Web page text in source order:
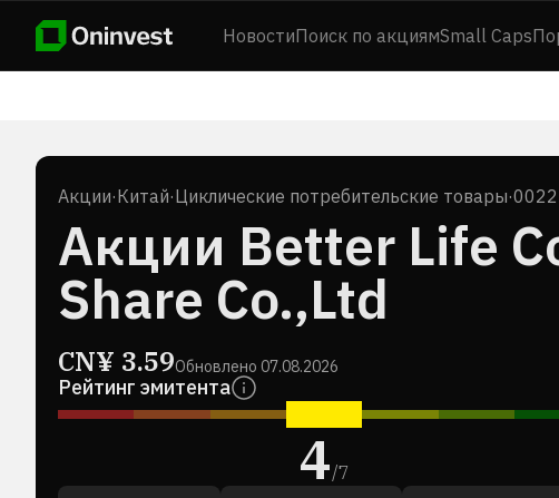
НовостиПоиск по акциямSmall Caps
Акции·Китай·Циклические потребительские товары·
Акции Better Life
Share Co.,Ltd
CN¥ 3.59Обновлено 07.08.2026
Рейтинг эмитента
4/7